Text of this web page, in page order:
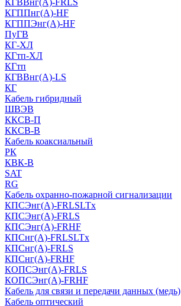
КГВВнг(А)-FRLS
КГППнг(A)-HF
КГППЭнг(A)-HF
ПуГВ
КГ-ХЛ
КГтп-ХЛ
КГтп
КГВВнг(А)-LS
КГ
Кабель гибридный
ШВЭВ
ККСВ-П
ККСВ-В
Кабель коаксиальный
РК
КВК-В
SAT
RG
Кабель охранно-пожарной сигнализации
КПСЭнг(А)-FRLSLTx
КПСЭнг(А)-FRLS
КПСЭнг(А)-FRHF
КПСнг(А)-FRLSLTx
КПСнг(А)-FRLS
КПСнг(А)-FRHF
КОПСЭнг(А)-FRLS
КОПСЭнг(А)-FRHF
Кабель для связи и передачи данных (медь)
Кабель оптический